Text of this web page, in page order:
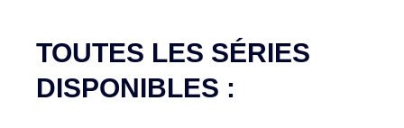
TOUTES LES SÉRIES
DISPONIBLES :